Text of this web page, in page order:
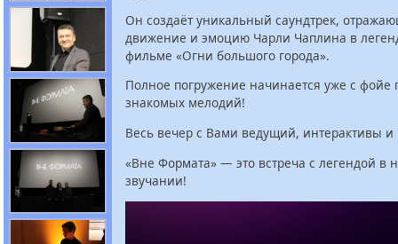
Он создаёт уникальный саундтрек,
движение и эмоцию Чарли Чаплина в
фильме «Огни большого города».
Полное погружение начинается уже с фойе
знакомых мелодий!
Весь вечер с Вами ведущий, интерактивы
«Вне Формата» — это встреча с легендой в
звучании!